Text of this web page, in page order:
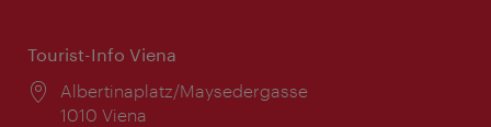
Tourist-Info Viena
Lugar:
Albertinaplatz/Maysedergasse
1010 Viena